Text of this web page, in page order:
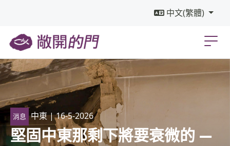
中文(繁體)
消息 中東| 16-5-2026
堅固中東那剩下將要衰微的 —